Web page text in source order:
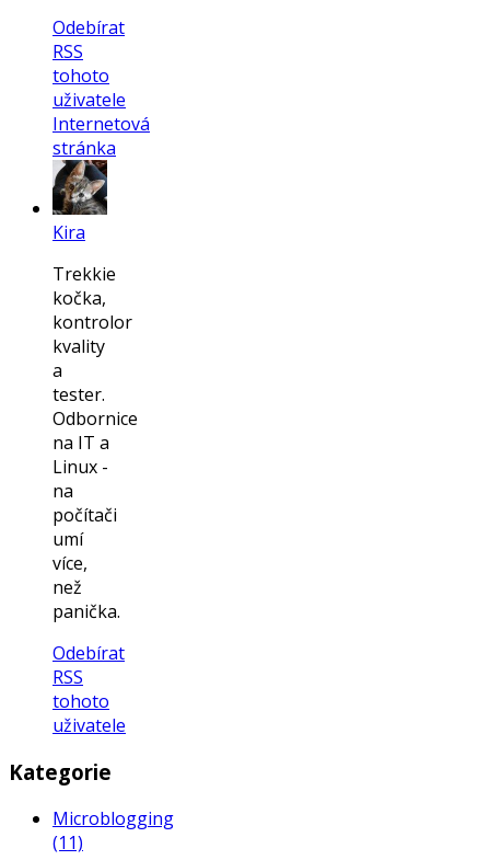
Odebírat
RSS
tohoto
uživatele
Internetová
stránka
Kira
Trekkie
kočka,
kontrolor
kvality
a
tester.
Odbornice
na IT a
Linux -
na
počítači
umí
více,
než
panička.
Odebírat
RSS
tohoto
uživatele
Kategorie
Microblogging
(11)